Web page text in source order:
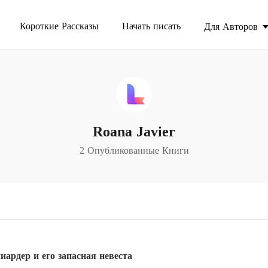
Короткие Рассказы Начать писать Для Авторов
Roana Javier
2 Опубликованные Книги
и его запасная невеста